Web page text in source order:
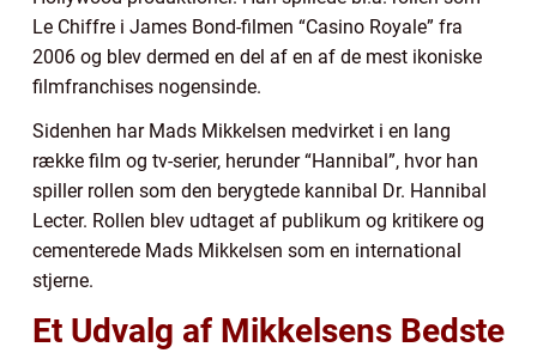
Le Chiffre i James Bond-filmen “Casino Royale” fra
2006 og blev dermed en del af en af de mest ikoniske
filmfranchises nogensinde.
Sidenhen har Mads Mikkelsen medvirket i en lang
række film og tv-serier, herunder “Hannibal”, hvor han
spiller rollen som den berygtede kannibal Dr. Hannibal
Lecter. Rollen blev udtaget af publikum og kritikere og
cementerede Mads Mikkelsen som en international
stjerne.
Et Udvalg af Mikkelsens Bedste